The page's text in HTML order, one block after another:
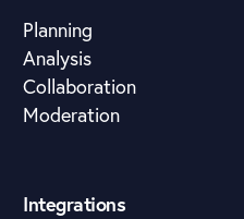
Planning
Analysis
Collaboration
Moderation
Integrations